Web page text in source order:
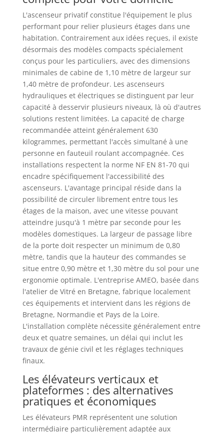
L'ascenseur privatif constitue l'équipement le plus
performant pour relier plusieurs étages dans une
habitation. Contrairement aux idées reçues, il existe
désormais des modèles compacts spécialement
conçus pour les particuliers, avec des dimensions
minimales de cabine de 1,10 mètre de largeur sur
1,40 mètre de profondeur. Les ascenseurs
hydrauliques et électriques se distinguent par leur
capacité à desservir plusieurs niveaux, là où d'autres
solutions restent limitées. La capacité de charge
recommandée atteint généralement 630
kilogrammes, permettant l'accès simultané à une
personne en fauteuil roulant accompagnée. Ces
installations respectent la norme NF EN 81-70 qui
encadre spécifiquement l'accessibilité des
ascenseurs. L'avantage principal réside dans la
possibilité de circuler librement entre tous les
étages de la maison, avec une vitesse pouvant
atteindre jusqu'à 1 mètre par seconde pour les
modèles domestiques. La largeur de passage libre
de la porte doit respecter un minimum de 0,80
mètre, tandis que la hauteur des commandes se
situe entre 0,90 mètre et 1,30 mètre du sol pour une
ergonomie optimale. L'entreprise AMEO, basée dans
l'atelier de Vitré en Bretagne, fabrique localement
ces équipements et intervient dans les régions de
Bretagne, Normandie et Pays de la Loire.
L'installation complète nécessite généralement entre
deux et quatre semaines, un délai qui inclut les
travaux de génie civil et les réglages techniques
finaux.
Les élévateurs verticaux et
plateformes : des alternatives
pratiques et économiques
Les élévateurs PMR représentent une solution
intermédiaire particulièrement adaptée aux